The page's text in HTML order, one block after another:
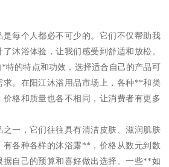
每个人都必不可少的。它们不仅帮助我
沐浴体验，让我们感受到舒适和放松。
特的特点和功效，选择适合自己的产品可
求。在阳江沐浴用品市场上，各种**和类
格和质量也各不相同，让消费者有更多
一，它们往往具有清洁皮肤、滋润肌肤
有各种各样的沐浴露**，价格从数元到数
据自己的预算和喜好做出选择。一些**如